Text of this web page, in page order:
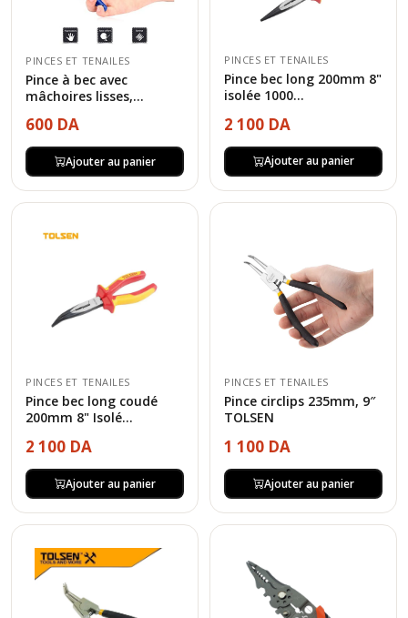
PINCES ET TENAILES
Pince à bec avec
mâchoires lisses,...
600 DA
Ajouter au panier
PINCES ET TENAILES
Pince bec long 200mm 8"
isolée 1000...
2 100 DA
Ajouter au panier
PINCES ET TENAILES
Pince bec long coudé
200mm 8" Isolé...
2 100 DA
Ajouter au panier
PINCES ET TENAILES
Pince circlips 235mm, 9″
TOLSEN
1 100 DA
Ajouter au panier